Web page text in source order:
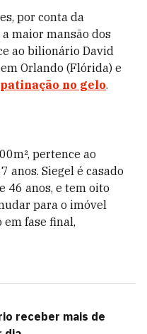
por conta da
maior mansão dos
ao bilionário David
Orlando (Flórida) e
patinação no gelo.
pertence ao
anos. Siegel é casado
46 anos, e tem oito
para o imóvel
em fase final,
receber mais de